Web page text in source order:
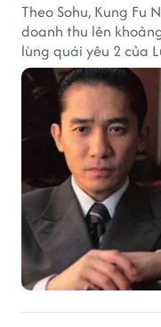
Theo Sohu, Kung Fu
doanh thu lên
lùng quái yêu 2 của
hạng phòng vé